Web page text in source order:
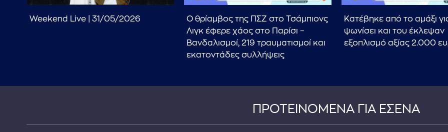
Weekend Live | 31/05/2026
Ο θρίαμβος της ΠΣΖ στο Τσάμπιονς
Λιγκ έφερε χάος στο Παρίσι –
Βανδαλισμοί, 219 τραυματισμοί και
εκατοντάδες συλλήψεις
Κατέβηκε από το αμάξι
ψωνίσει και του έκλεψαν
εξοπλισμό αξίας 2.000
ΠΡΟΤΕΙΝΟΜΕΝΑ ΓΙΑ ΕΣΕΝΑ